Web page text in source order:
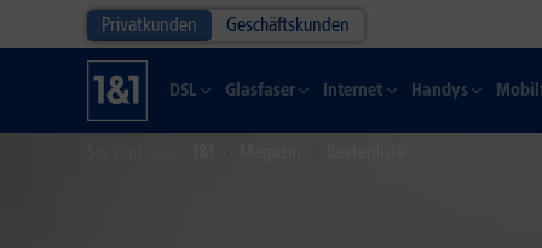
Privatkunden Geschäftskunden
DSL Glasfaser Internet Handys